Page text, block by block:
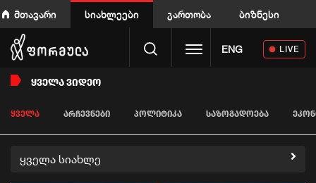
მთავარი სიახლეები გართობა ბიზნესი
Toggle navigation
ENG LIVE
ᲧᲕᲔᲚᲐ ᲕᲘᲓᲔᲝ
ᲧᲕᲔᲚᲐ ᲐᲠᲩᲔᲕᲜᲔᲑᲘ ᲞᲝᲚᲘᲢᲘᲙᲐ ᲡᲐᲖᲝᲒᲐᲓᲝᲔᲑᲐ
ყველა სიახლე